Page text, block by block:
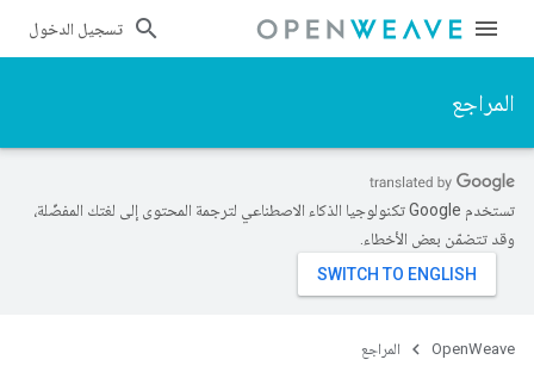
تسجيل الدخول
المراجع
تستخدم Google تكنولوجيا الذكاء الاصطناعي لترجمة المحتوى إلى لغتك المفضّلة،
وقد تتضمّن بعض الأخطاء.
OpenWeave المراجع